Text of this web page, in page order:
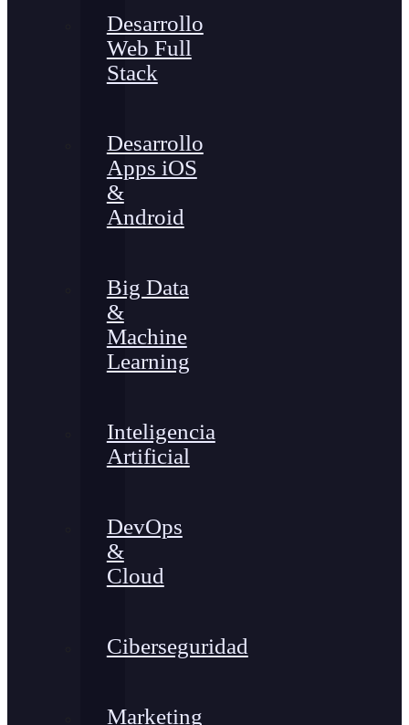
Desarrollo
Web Full
Stack
Desarrollo
Apps iOS
&
Android
Big Data
&
Machine
Learning
Inteligencia
Artificial
DevOps
&
Cloud
Ciberseguridad
Marketing